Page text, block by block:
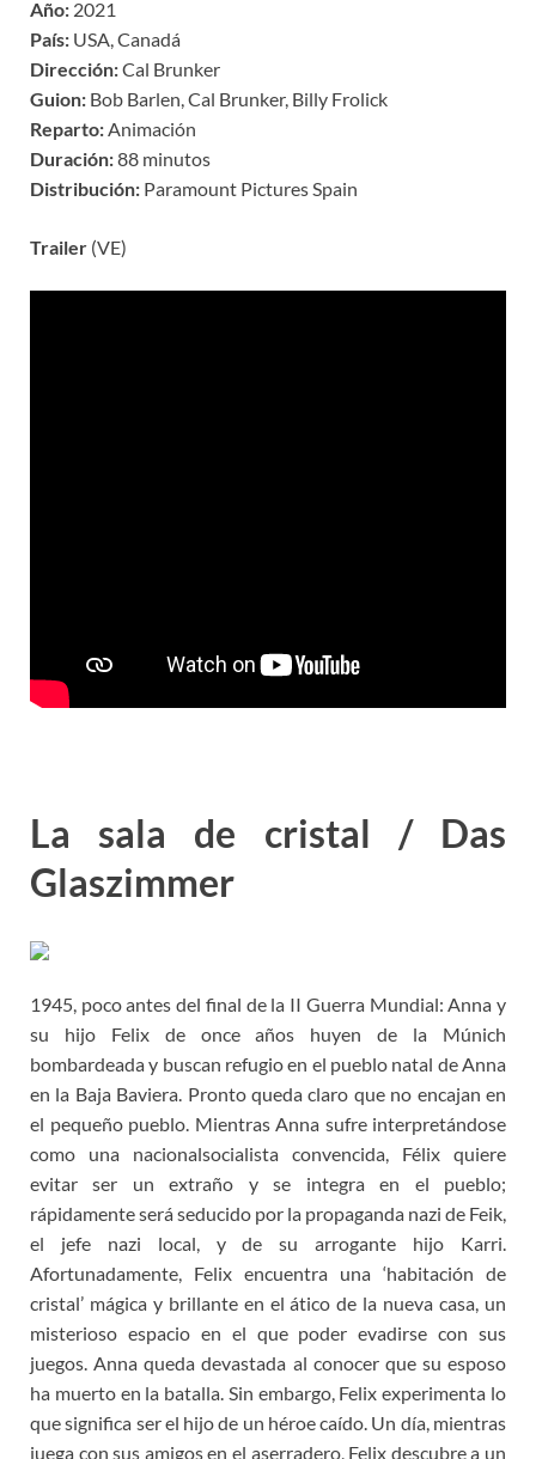
Año: 2021
País: USA, Canadá
Dirección:Cal Brunker
Guion: Bob Barlen, Cal Brunker, Billy Frolick
Reparto:Animación
Duración:88 minutos
Distribución: Paramount Pictures Spain
Trailer (VE)
La sala de cristal / Das
Glaszimmer
1945, poco antes del final de la II Guerra Mundial: Anna y
su hijo Felix de once años huyen de la Múnich
bombardeada y buscan refugio en el pueblo natal de Anna
en la Baja Baviera. Pronto queda claro que no encajan en
el pequeño pueblo. Mientras Anna sufre interpretándose
como una nacionalsocialista convencida, Félix quiere
evitar ser un extraño y se integra en el pueblo;
rápidamente será seducido por la propaganda nazi de Feik,
el jefe nazi local, y de su arrogante hijo Karri.
Afortunadamente, Felix encuentra una ‘habitación de
cristal’ mágica y brillante en el ático de la nueva casa, un
misterioso espacio en el que poder evadirse con sus
juegos. Anna queda devastada al conocer que su esposo
ha muerto en la batalla. Sin embargo, Felix experimenta lo
que significa ser el hijo de un héroe caído. Un día, mientras
juega con sus amigos en el aserradero, Felix descubre a un